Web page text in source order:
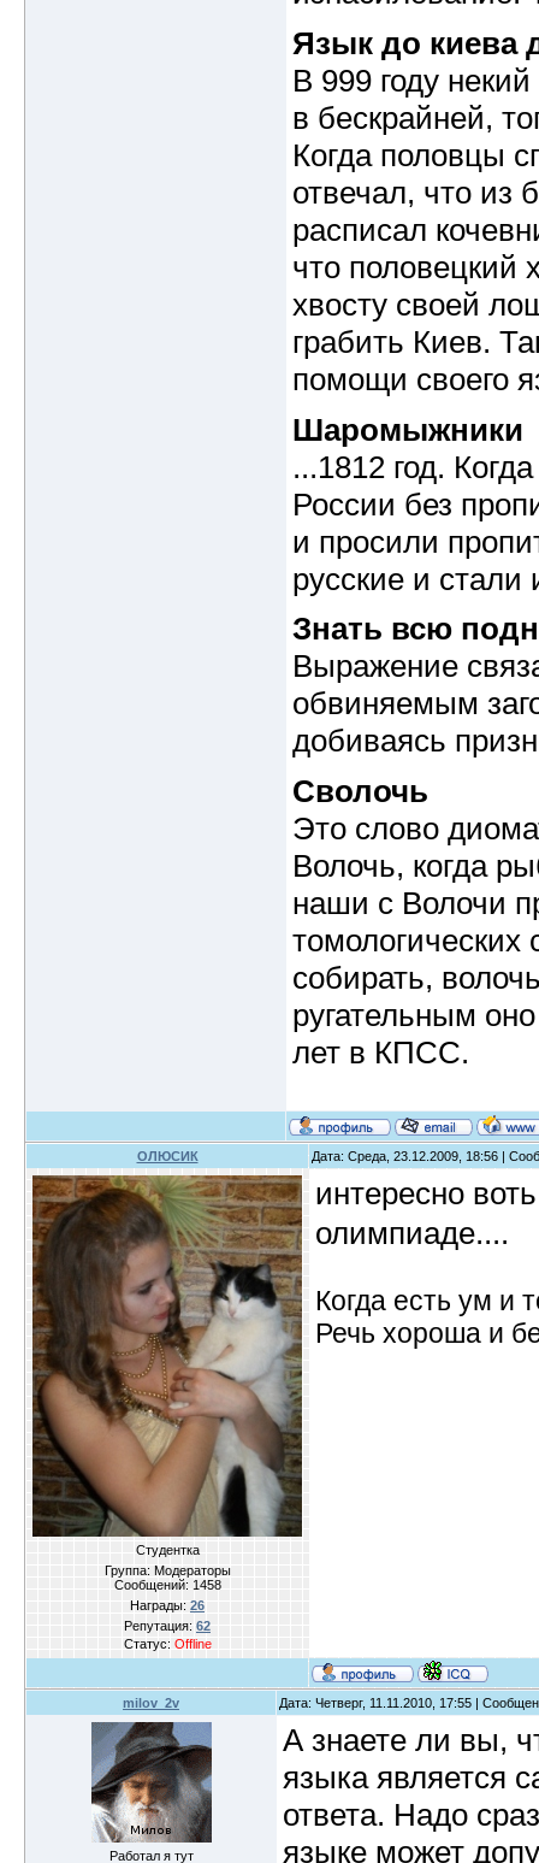
Язык до киева
В 999 году
в бескрайней,
Когда половцы
отвечал, что из
расписал
что половецкий
хвосту своей
грабить Киев.
помощи своего
Шаромыжники
...1812 год.
России без
и просили
русские и стали
Знать всю
Выражение
обвиняемым
добиваясь
Сволочь
Это слово
Волочь, когда
наши с Волочи
томологических
собирать,
ругательным
лет в КПСС.
ОЛЮСИК Дата: Среда, 23.12.2009, 18:56 |
Студентка
Группа: Модераторы
Сообщений: 1458
Награды: 26
Репутация: 62
Статус: Offline
интересно
олимпиаде....
Когда есть ум и
Речь хороша и
milov_2v Дата: Четверг, 11.11.2010, 17:55 |
Работал я тут
А знаете ли вы,
языка является
ответа. Надо
языке может